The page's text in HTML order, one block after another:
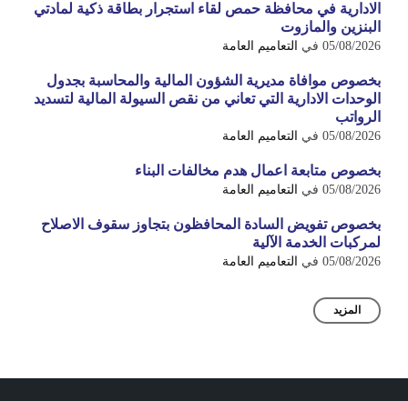
الادارية في محافظة حمص لقاء استجرار بطاقة ذكية لمادتي
البنزين والمازوت
05/08/2026 في التعاميم العامة
بخصوص موافاة مديرية الشؤون المالية والمحاسبة بجدول
الوحدات الادارية التي تعاني من نقص السيولة المالية لتسديد
الرواتب
05/08/2026 في التعاميم العامة
بخصوص متابعة اعمال هدم مخالفات البناء
05/08/2026 في التعاميم العامة
بخصوص تفويض السادة المحافظون بتجاوز سقوف الاصلاح
لمركبات الخدمة الآلية
05/08/2026 في التعاميم العامة
المزيد